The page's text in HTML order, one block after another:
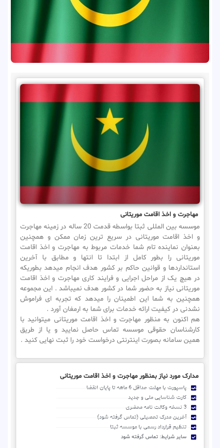
مهاجرت و اخذ اقامت موریتانی
موسسه بین المللی ثبتا بواسطه قدمت 20 ساله در زمینه مهاجرت
و اخذ اقامت موریتانی در سریع ترین زمان ممکن و همچنین
بعنوان نماینده تام شما خدمات مربوط به مهاجرت و اخذ اقامت
موریتانی را بطور کامل از ابتدا تا انتها و مطابق با آخرین
استانداردها و قوانین حاکم بر کشور هدف انجام میدهد بطوریکه
در هیچ یک از مراحل اجرایی و فرایند کاری مهاجرت و اخذ اقامت
موریتانی نیاز به حضور شما در کشور هدف نمیباشد . این مجموعه
همچنین به شما این اطمینان را میدهد که تجربه ای فراموش
نشدنی در کیفیت ارائه خدمات برای شما به ارمغان آورد .
هم اکنون به منظور مهاجرت و اخذ اقامت موریتانی میتوانید با
کارشناسان حقوقی موسسه تماس حاصل نمایید و یا از طریق
همین سامانه بصورت اینترنتی درخواست خود را ثبت نهایی کنید .
مدارک مورد نیاز بمنظور مهاجرت و اخذ اقامت موریتانی
پاسپورت با مهلت حداقل 6 ماهه تا پایان انقضا
کارت شناسایی ملی و جدید
3 نسخه وکالت نامه محضری
آخرین مدرک تحصیلی (تماس گرفته شود)
تنظیم قرارداد رسمی با موسسه ثبتا
سایر شرایط: تماس گرفته شود